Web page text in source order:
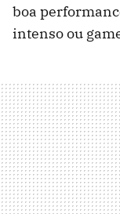
boa
intenso ou